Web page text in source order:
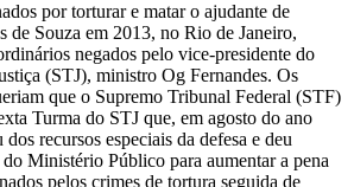
por torturar e matar o ajudante de
de Souza em 2013, no Rio de Janeiro,
negados pelo vice-presidente do
(STJ), ministro Og Fernandes. Os
que o Supremo Tribunal Federal (STF)
Turma do STJ que, em agosto do ano
recursos especiais da defesa e deu
Ministério Público para aumentar a pena
pelos crimes de tortura seguida de